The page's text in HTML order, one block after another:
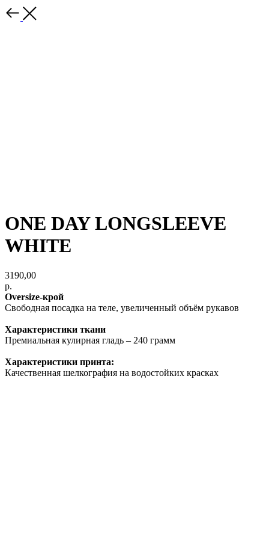
ONE DAY LONGSLEEVE
WHITE
3190,00
р.
Oversize-крой
Свободная посадка на теле, увеличенный объём рукавов
Характеристики ткани
Премиальная кулирная гладь – 240 грамм
Характеристики принта:
Качественная шелкография на водостойких красках